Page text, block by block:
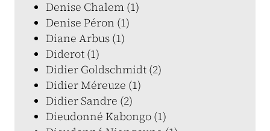
Denise Chalem (1)
Denise Péron (1)
Diane Arbus (1)
Diderot (1)
Didier Goldschmidt (2)
Didier Méreuze (1)
Didier Sandre (2)
Dieudonné Kabongo (1)